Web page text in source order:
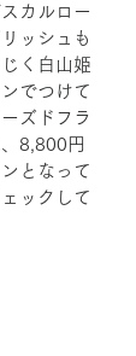
カルロー
ッシュも
く白山姫
でつけて
ズドフラ
8,800円
となって
ックして